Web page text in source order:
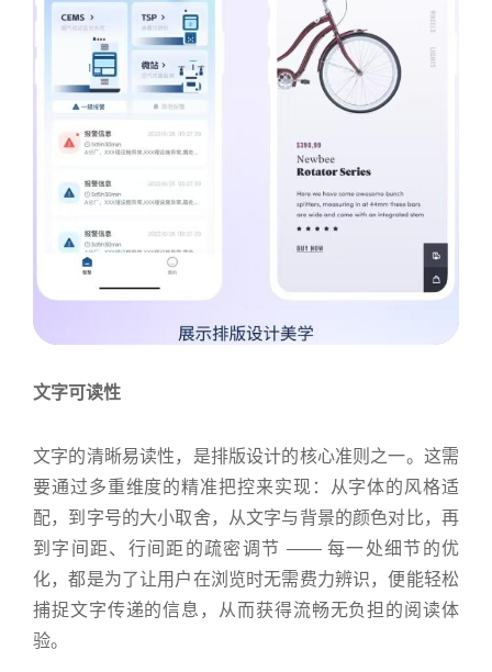
文字可读性
文字的清晰易读性，是排版设计的核心准则之一。这需
要通过多重维度的精准把控来实现：从字体的风格适
配，到字号的大小取舍，从文字与背景的颜色对比，再
到字间距、行间距的疏密调节 —— 每一处细节的优
化，都是为了让用户在浏览时无需费力辨识，便能轻松
捕捉文字传递的信息，从而获得流畅无负担的阅读体
验。